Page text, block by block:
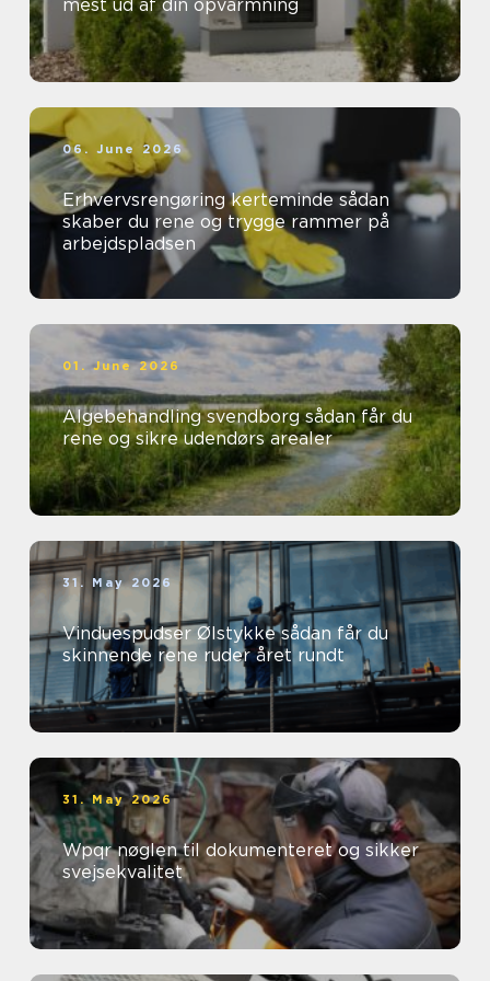
mest ud af din opvarmning
06. June 2026
Erhvervsrengøring kerteminde sådan
skaber du rene og trygge rammer på
arbejdspladsen
01. June 2026
Algebehandling svendborg sådan får du
rene og sikre udendørs arealer
31. May 2026
Vinduespudser Ølstykke sådan får du
skinnende rene ruder året rundt
31. May 2026
Wpqr nøglen til dokumenteret og sikker
svejsekvalitet